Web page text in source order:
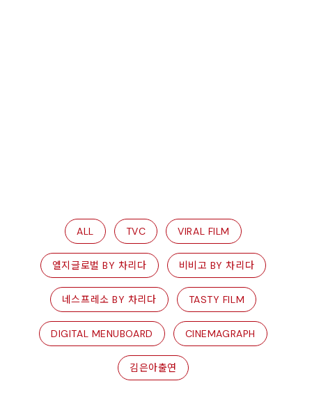
ALL TVC VIRAL FILM
엘지글로벌 BY 차리다 비비고 BY 차리다
네스프레소 BY 차리다 TASTY FILM
DIGITAL MENUBOARD CINEMAGRAPH
김은아출연